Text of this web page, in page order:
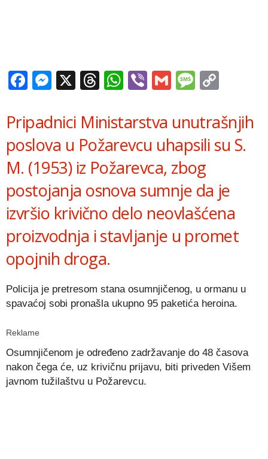
Facebook
Messenger
X Threads
WhatsApp
ViberGmail
Pripadnici Ministarstva unutrašnjih
poslova u Požarevcu uhapsili su S.
M. (1953) iz Požarevca, zbog
postojanja osnova sumnje da je
izvršio krivično delo neovlašćena
proizvodnja i stavljanje u promet
opojnih droga.
Policija je pretresom stana osumnjičenog, u ormanu u
spavaćoj sobi pronašla ukupno 95 paketića heroina.
Reklame
Osumnjičenom je određeno zadržavanje do 48 časova
nakon čega će, uz krivičnu prijavu, biti priveden Višem
javnom tužilaštvu u Požarevcu.